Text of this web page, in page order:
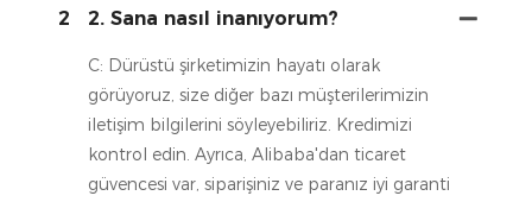
2 2. Sana nasıl inanıyorum?
C: Dürüstü şirketimizin hayatı olarak
görüyoruz, size diğer bazı müşterilerimizin
iletişim bilgilerini söyleyebiliriz. Kredimizi
kontrol edin. Ayrıca, Alibaba'dan ticaret
güvencesi var, siparişiniz ve paranız iyi garanti